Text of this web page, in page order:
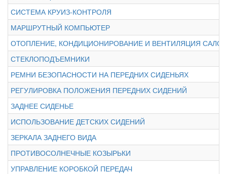
СИСТЕМА КРУИЗ-КОНТРОЛЯ
МАРШРУТНЫЙ КОМПЬЮТЕР
ОТОПЛЕНИЕ, КОНДИЦИОНИРОВАНИЕ И ВЕНТИЛЯЦИЯ
СТЕКЛОПОДЪЕМНИКИ
РЕМНИ БЕЗОПАСНОСТИ НА ПЕРЕДНИХ СИДЕНЬЯХ
РЕГУЛИРОВКА ПОЛОЖЕНИЯ ПЕРЕДНИХ СИДЕНИЙ
ЗАДНЕЕ СИДЕНЬЕ
ИСПОЛЬЗОВАНИЕ ДЕТСКИХ СИДЕНИЙ
ЗЕРКАЛА ЗАДНЕГО ВИДА
ПРОТИВОСОЛНЕЧНЫЕ КОЗЫРЬКИ
УПРАВЛЕНИЕ КОРОБКОЙ ПЕРЕДАЧ